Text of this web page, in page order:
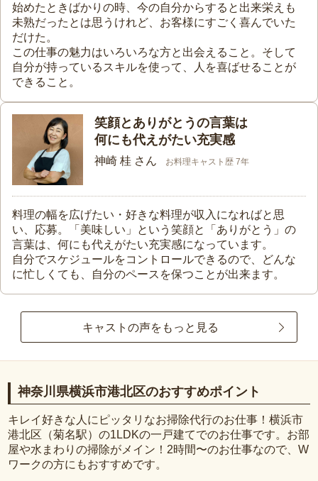
始めたときばかりの時、今の自分からすると出来栄えも
未熟だったとは思うけれど、お客様にすごく喜んでいた
だけた。
この仕事の魅力はいろいろな方と出会えること。そして
自分が持っているスキルを使って、人を喜ばせることが
できること。
笑顔とありがとうの言葉は
何にも代えがたい充実感
神崎 桂 さん お料理キャスト歴 7年
料理の幅を広げたい・好きな料理が収入になればと思
い、応募。「美味しい」という笑顔と「ありがとう」の
言葉は、何にも代えがたい充実感になっています。
自分でスケジュールをコントロールできるので、どんな
に忙しくても、自分のペースを保つことが出来ます。
キャストの声をもっと見る
神奈川県横浜市港北区のおすすめポイント
キレイ好きな人にピッタリなお掃除代行のお仕事！横浜市
港北区（菊名駅）の1LDKの一戸建てでのお仕事です。お部
屋や水まわりの掃除がメイン！2時間〜のお仕事なので、W
ワークの方にもおすすめです。